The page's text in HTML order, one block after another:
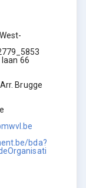
laan 66
Arr. Brugge
bda?